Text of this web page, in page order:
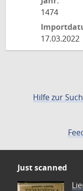
1474
17.03.2022
Hilfe zur
Just scanned